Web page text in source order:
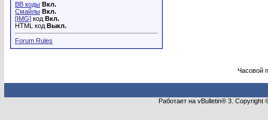
BB коды Вкл.
Смайлы Вкл.
[IMG] код Вкл.
HTML код Выкл.
Forum Rules
Часовой
Работает на vBulletin® 3.